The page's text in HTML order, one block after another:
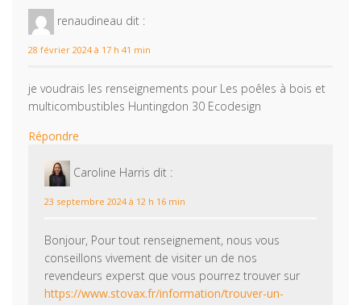
renaudineau dit :
28 février 2024 à 17 h 41 min
je voudrais les renseignements pour Les poêles à bois et
multicombustibles Huntingdon 30 Ecodesign
Répondre
Caroline Harris dit :
23 septembre 2024 à 12 h 16 min
Bonjour, Pour tout renseignement, nous vous
conseillons vivement de visiter un de nos
revendeurs experst que vous pourrez trouver sur
https://www.stovax.fr/information/trouver-un-